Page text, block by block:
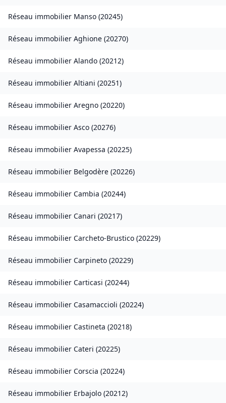
Réseau immobilier Manso (20245)
Réseau immobilier Aghione (20270)
Réseau immobilier Alando (20212)
Réseau immobilier Altiani (20251)
Réseau immobilier Aregno (20220)
Réseau immobilier Asco (20276)
Réseau immobilier Avapessa (20225)
Réseau immobilier Belgodère (20226)
Réseau immobilier Cambia (20244)
Réseau immobilier Canari (20217)
Réseau immobilier Carcheto-Brustico (20229)
Réseau immobilier Carpineto (20229)
Réseau immobilier Carticasi (20244)
Réseau immobilier Casamaccioli (20224)
Réseau immobilier Castineta (20218)
Réseau immobilier Cateri (20225)
Réseau immobilier Corscia (20224)
Réseau immobilier Erbajolo (20212)